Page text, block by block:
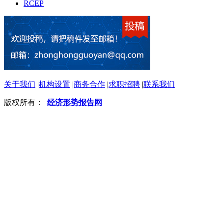
RCEP
关于我们 |机构设置 |商务合作 |求职招聘 |联系我们
版权所有： 经济形势报告网